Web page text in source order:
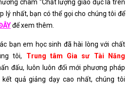
châm “Chất lượng giáo dục là trên
lý nhất, bạn có thể gọi cho chúng tôi để
để xem thêm.
bạn em học sinh đã hài lòng với chất
tôi, Trung tâm Gia sư Tài Năng
đấu, luôn luôn đổi mới phương pháp
quả giảng dạy cao nhất, chúng tôi